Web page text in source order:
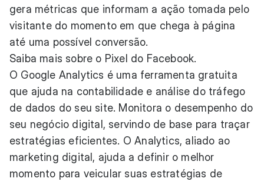
gera métricas que informam a ação tomada pelo
visitante do momento em que chega à página
até uma possível conversão.
Saiba mais sobre o Pixel do Facebook.
O Google Analytics é uma ferramenta gratuita
que ajuda na contabilidade e análise do tráfego
de dados do seu site. Monitora o desempenho do
seu negócio digital, servindo de base para traçar
estratégias eficientes. O Analytics, aliado ao
marketing digital, ajuda a definir o melhor
momento para veicular suas estratégias de